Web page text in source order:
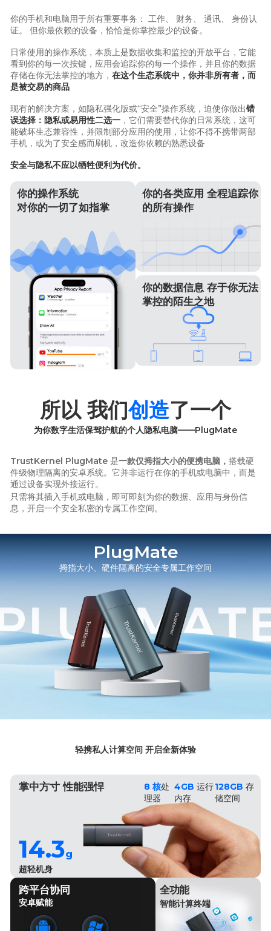
你的手机和电脑用于所有重要事务： 工作、 财务、 通讯、 身份认
证。 但你最依赖的设备，恰恰是你掌控最少的设备。
日常使用的操作系统，本质上是数据收集和监控的开放平台，它能
看到你的每一次按键，应用会追踪你的每一个操作，并且你的数据
存储在你无法掌控的地方， 在这个生态系统中，你并非所有者，而
是被交易的商品
现有的解决方案，如隐私强化版或“安全”操作系统，迫使你做出错
误选择：隐私或易用性二选一 ，它们需要替代你的日常系统，这可
能破坏生态兼容性，并限制部分应用的使用，让你不得不携带两部
手机，或为了安全感而刷机，改造你依赖的熟悉设备
安全与隐私不应以牺牲便利为代价。
你的操作系统
对你的一切了如指掌
你的各类应用 全程追踪你
的所有操作
你的数据信息 存于你无法
掌控的陌生之地
所以 我们创造了一个
为你数字生活保驾护航的个人隐私电脑——PlugMate
TrustKernel PlugMate 是一款仅拇指大小的便携电脑， 搭载硬
件级物理隔离的安卓系统。它并非运行在你的手机或电脑中，而是
通过设备实现外接运行。
只需将其插入手机或电脑，即可即刻为你的数据、应用与身份信
息，开启一个安全私密的专属工作空间。
PlugMate
拇指大小、硬件隔离的安全专属工作空间
轻携私人计算空间 开启全新体验
掌中方寸 性能强悍 8 核处
理器
4GB 运行
内存
128GB 存
储空间
14.3g
超轻机身
跨平台协同
安卓赋能
全功能
智能计算终端